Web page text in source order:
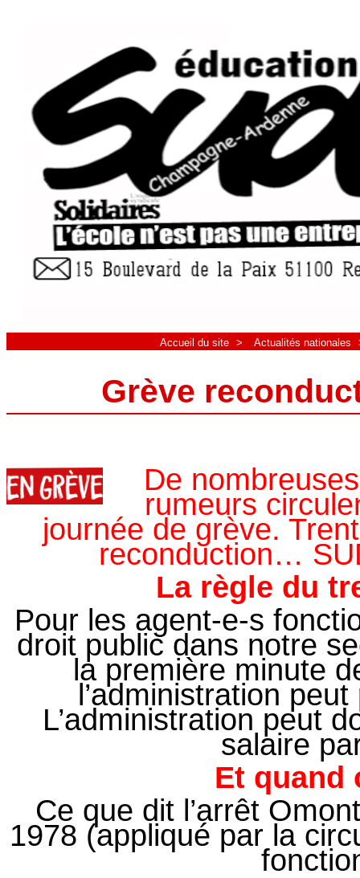
Accueil du site > Actualités nationales
Grève
De
rumeurs
journée de grève.
reconduction…
La règle du
Pour les agent-e-s
droit public dans notre
la première minute
l’administration
L’administration peut
salaire
Et quand
Ce que dit l’arrêt
1978 (appliqué par la